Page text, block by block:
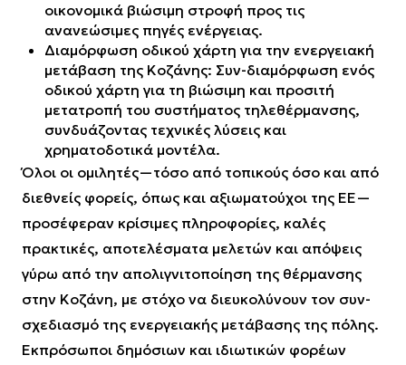
οικονομικά βιώσιμη στροφή προς τις
ανανεώσιμες πηγές ενέργειας.
Διαμόρφωση οδικού χάρτη για την ενεργειακή
μετάβαση της Κοζάνης: Συν-διαμόρφωση ενός
οδικού χάρτη για τη βιώσιμη και προσιτή
μετατροπή του συστήματος τηλεθέρμανσης,
συνδυάζοντας τεχνικές λύσεις και
χρηματοδοτικά μοντέλα.
Όλοι οι ομιλητές—τόσο από τοπικούς όσο και από
διεθνείς φορείς, όπως και αξιωματούχοι της ΕΕ—
προσέφεραν κρίσιμες πληροφορίες, καλές
πρακτικές, αποτελέσματα μελετών και απόψεις
γύρω από την απολιγνιτοποίηση της θέρμανσης
στην Κοζάνη, με στόχο να διευκολύνουν τον συν-
σχεδιασμό της ενεργειακής μετάβασης της πόλης.
Εκπρόσωποι δημόσιων και ιδιωτικών φορέων